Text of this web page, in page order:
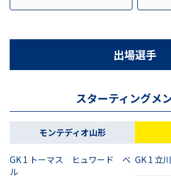
出場選手
スターティングメ
GK 1 立
モンテディオ山形
GK 1 トーマス ヒュワード ベ
ル